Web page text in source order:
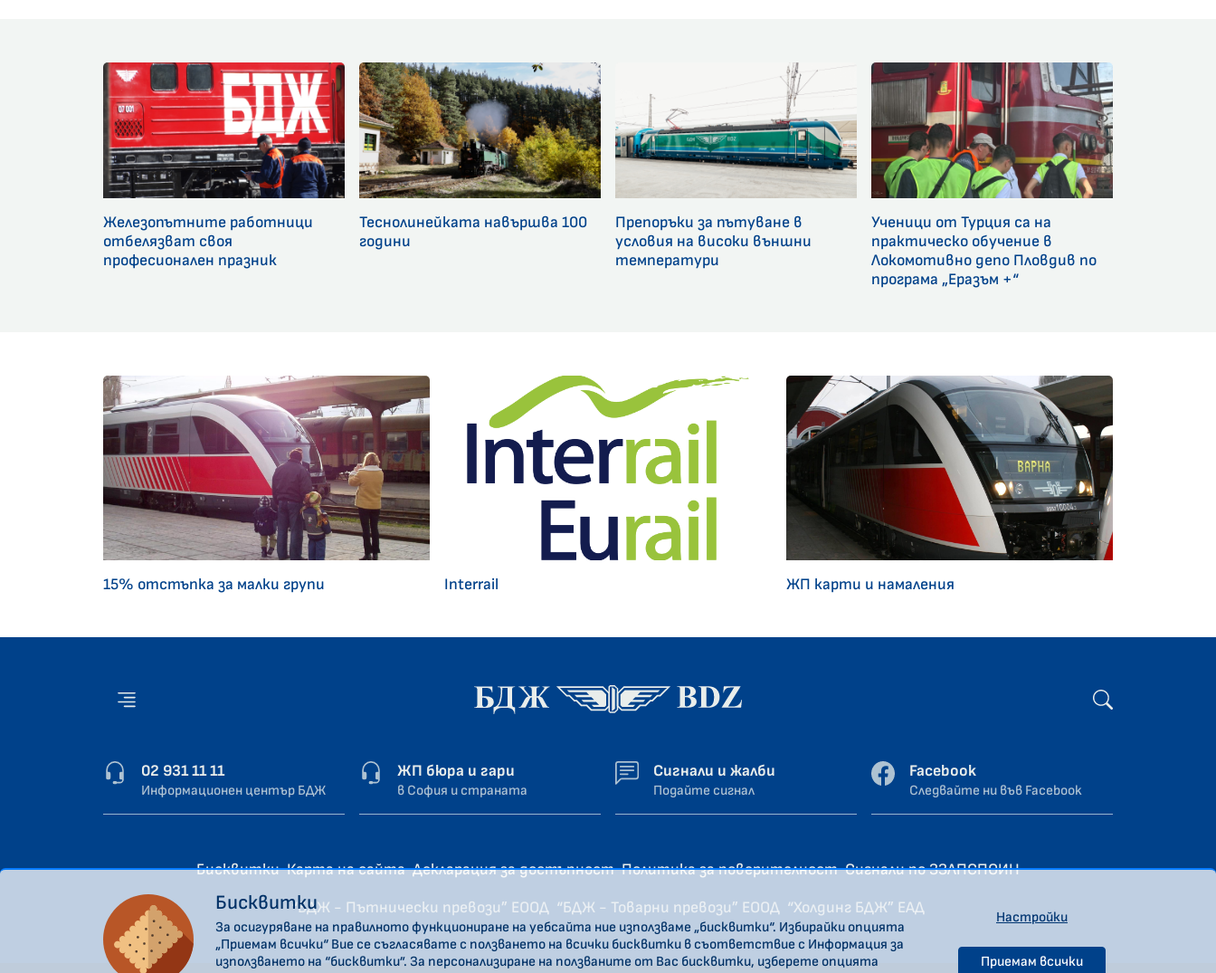
Железопътните работници
отбелязват своя
професионален празник
Теснолинейката навършва 100
години
Препоръки за пътуване в
условия на високи външни
температури
Ученици от Турция са на
практическо обучение в
Локомотивно депо Пловдив по
програма „Еразъм +“
15% отстъпка за малки групи Interrail ЖП карти и намаления
02 931 11 11
Информационен център БДЖ
ЖП бюра и гари
в София и страната
Сигнали и жалби
Подайте сигнал
Facebook
Следвайте ни във Facebook
Бисквитки Карта на сайта Декларация за достъпност Политика за поверителност Сигнали по ЗЗЛПСПОИН
“БДЖ - Пътнически превози” ЕООД “БДЖ - Товарни превози” ЕООД “Холдинг БДЖ” ЕАД
Бисквитки
За осигуряване на правилното функциониране на уебсайта ние използваме „бисквитки“. Избирайки опцията
„Приемам всички“ Вие се съгласявате с ползването на всички бисквитки в съответствие с Информация за
използването на “бисквитки”. За персонализиране на ползваните от Вас бисквитки, изберете опцията
Настройки
Приемам всички